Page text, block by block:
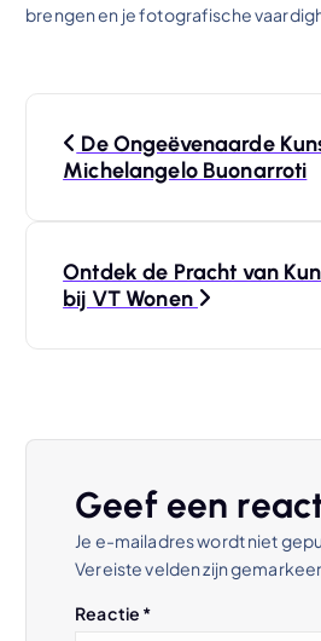
brengen en je fotografische
De Ongeëvenaarde
Michelangelo Buonarroti
Ontdek de Pracht van
bij VT Wonen
Geef een
Je e-mailadres wordt niet
Vereiste velden zijn
Reactie *